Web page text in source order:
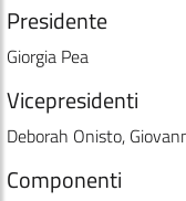
Presidente
Giorgia Pea
Vicepresidenti
Deborah Onisto,
Componenti